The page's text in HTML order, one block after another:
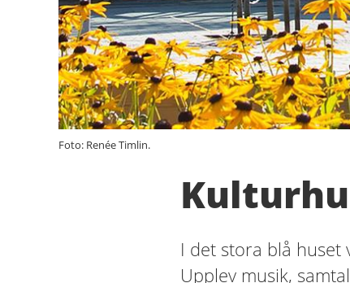
Foto: Renée Timlin.
I det stora blå huset
Upplev musik,